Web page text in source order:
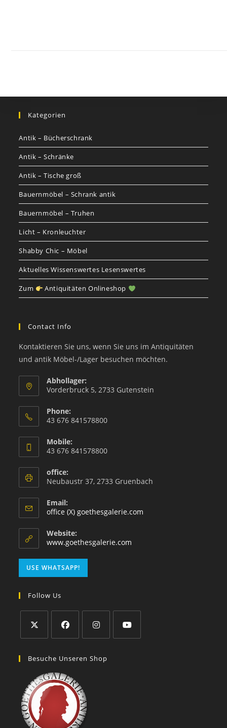
Kategorien
Antik – Bücherschrank
Antik – Schränke
Antik – Tische groß
Bauernmöbel – Schrank antik
Bauernmöbel – Truhen
Licht – Kronleuchter
Shabby Chic – Möbel
Aktuelles Wissenswertes Lesenswertes
Zum Antiquitäten Onlineshop
Contact Info
Kontaktieren Sie uns, wenn Sie uns im Antiquitäten
und antik Möbel-/Lager besuchen möchten.
Abhollager:
Vorderbruck 5, 2733 Gutenstein
Phone:
43 676 841578800
Mobile:
43 676 841578800
office:
Neubaustr 37, 2733 Gruenbach
Email:
office (X) goethesgalerie.com
Website:
www.goethesgalerie.com
USE WHATSAPP!
Follow Us
Besuche Unseren Shop